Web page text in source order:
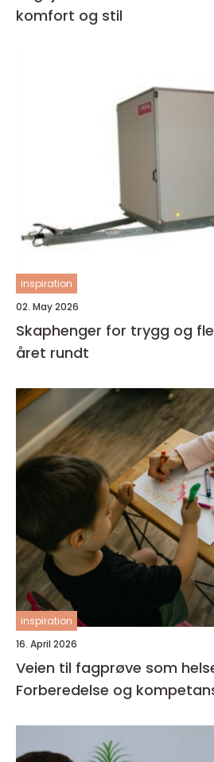
komfort og stil
inspiration
02. May 2026
Skaphenger for trygg og
året rundt
inspiration
16. April 2026
Veien til fagprøve som
Forberedelse og